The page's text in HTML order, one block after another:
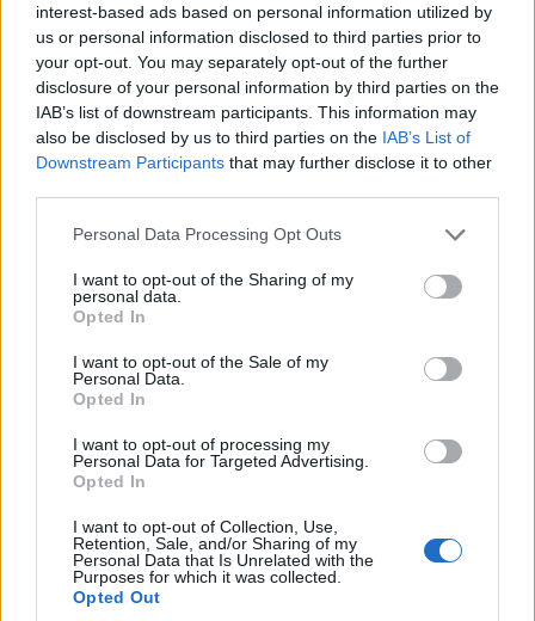
interest-based ads based on personal information utilized by
us or personal information disclosed to third parties prior to
your opt-out. You may separately opt-out of the further
disclosure of your personal information by third parties on the
IAB’s list of downstream participants. This information may
also be disclosed by us to third parties on the IAB’s List of
Downstream Participants that may further disclose it to other
Please note that this website/app uses one or more Google
not limited to your visit or usage behaviour. You may click to
grant or deny consent to Google and its third-party tags to
use your data for below specified purposes in below Google
consent section.
Personal Data Processing Opt Outs
I want to opt-out of the Sharing of my
personal data.
Opted In
I want to opt-out of the Sale of my
Personal Data.
Opted In
I want to opt-out of processing my
Personal Data for Targeted Advertising.
Opted In
I want to opt-out of Collection, Use,
Retention, Sale, and/or Sharing of my
Personal Data that Is Unrelated with the
Purposes for which it was collected.
Opted Out
A bejelentések hullámát a Software AG júliusban a Cloud
Migration Accelerator premierjével indította, amely a
webMethods és a Cumulocity IoT platformok mellett az
ARIS Cloud felhőalapú folyamatanalitikai megoldást is
érintő újításokat követően októberben a weben
megtartott termékbemutatóban tetőzött. Közben a
Gartner a terület jövőbe látó szereplőjeként emelte ki a
Software AG-t az ipari IoT-platformok szállítóit értékelő
mágikus négyzetében.
Computerworld: Önkiszolgáló integrációról beszélt
A Microsofttal közösen bejelentett Cloud Migration
Accelerator, amely a Software AG május óta elérhető
felhasználók önkiszolgálását vagy az informatikai
osztály integrációs munkáját támogatja?